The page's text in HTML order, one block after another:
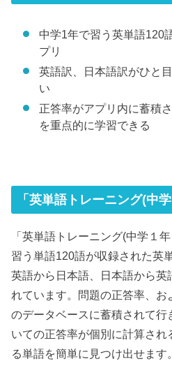
中学1年で習う英単語120
プリ
英語訳、日本語訳がひと
い
正答率がアプリ内に蓄積
を重点的に学習できる
「英単語トレーニング(中
「英単語トレーニング(中学１
習う単語120語が収録された英
英語から日本語、日本語から英
れています。問題の正答率、お
のデータベースに蓄積されて行
いての正答率が個別に計算され
る単語を簡単に見つけ出せま